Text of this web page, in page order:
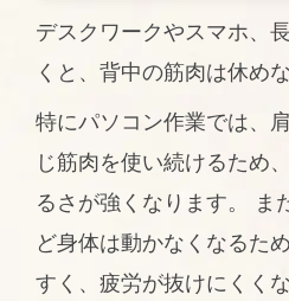
デスクワークやスマホ、
くと、背中の筋肉は休め
特にパソコン作業では、
じ筋肉を使い続けるため
るさが強くなります。 ま
ど身体は動かなくなるた
すく、疲労が抜けにくくな